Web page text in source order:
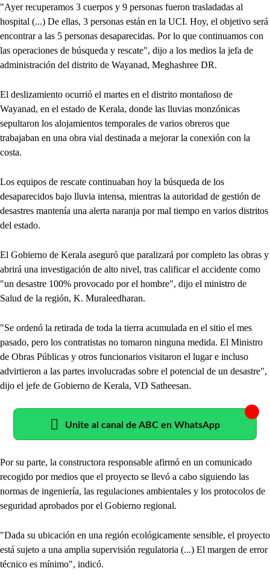
"Ayer recuperamos 3 cuerpos y 9 personas fueron trasladadas al
hospital (...) De ellas, 3 personas están en la UCI. Hoy, el objetivo será
encontrar a las 5 personas desaparecidas. Por lo que continuamos con
las operaciones de búsqueda y rescate", dijo a los medios la jefa de
administración del distrito de Wayanad, Meghashree DR.
El deslizamiento ocurrió el martes en el distrito montañoso de
Wayanad, en el estado de Kerala, donde las lluvias monzónicas
sepultaron los alojamientos temporales de varios obreros que
trabajaban en una obra vial destinada a mejorar la conexión con la
costa.
Los equipos de rescate continuaban hoy la búsqueda de los
desaparecidos bajo lluvia intensa, mientras la autoridad de gestión de
desastres mantenía una alerta naranja por mal tiempo en varios distritos
del estado.
El Gobierno de Kerala aseguró que paralizará por completo las obras y
abrirá una investigación de alto nivel, tras calificar el accidente como
"un desastre 100% provocado por el hombre", dijo el ministro de
Salud de la región, K. Muraleedharan.
"Se ordenó la retirada de toda la tierra acumulada en el sitio el mes
pasado, pero los contratistas no tomaron ninguna medida. El Ministro
de Obras Públicas y otros funcionarios visitaron el lugar e incluso
advirtieron a las partes involucradas sobre el potencial de un desastre",
dijo el jefe de Gobierno de Kerala, VD Satheesan.
Unite al canal de ABC en WhatsApp
Por su parte, la constructora responsable afirmó en un comunicado
recogido por medios que el proyecto se llevó a cabo siguiendo las
normas de ingeniería, las regulaciones ambientales y los protocolos de
seguridad aprobados por el Gobierno regional.
"Dada su ubicación en una región ecológicamente sensible, el proyecto
está sujeto a una amplia supervisión regulatoria (...) El margen de error
técnico es mínimo", indicó.